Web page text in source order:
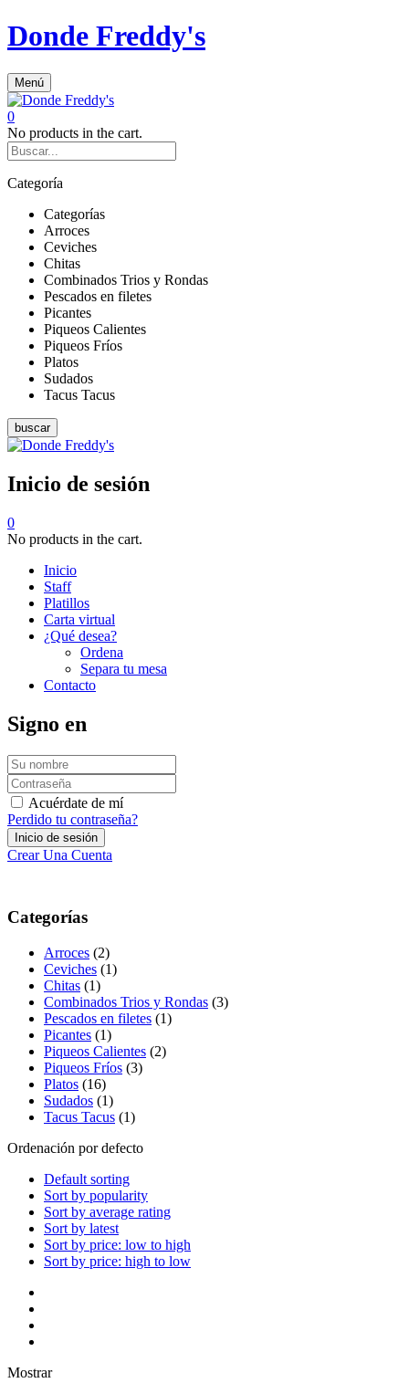
Donde Freddy's
Menú
0
No products in the cart.
Categoría
Categorías
Arroces
Ceviches
Chitas
Combinados Trios y Rondas
Pescados en filetes
Picantes
Piqueos Calientes
Piqueos Fríos
Platos
Sudados
Tacus Tacus
buscar
Inicio de sesión
0
No products in the cart.
Inicio
Staff
Platillos
Carta virtual
¿Qué desea?
Ordena
Separa tu mesa
Contacto
Signo en
Acuérdate de mí
Perdido tu contraseña?
Crear Una Cuenta
Categorías
Arroces (2)
Ceviches (1)
Chitas (1)
Combinados Trios y Rondas (3)
Pescados en filetes (1)
Picantes (1)
Piqueos Calientes (2)
Piqueos Fríos (3)
Platos (16)
Sudados (1)
Tacus Tacus (1)
Ordenación por defecto
Default sorting
Sort by popularity
Sort by average rating
Sort by latest
Sort by price: low to high
Sort by price: high to low
Mostrar